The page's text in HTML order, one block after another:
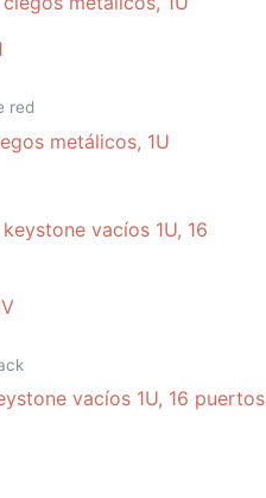
red
metálicos, 1U
vacíos 1U, 16 puertos